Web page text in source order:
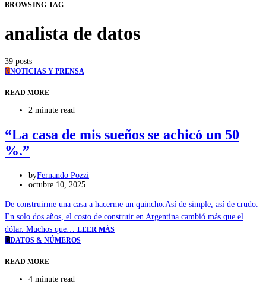
BROWSING TAG
analista de datos
39 posts
NNOTICIAS Y PRENSA
READ MORE
2 minute read
“La casa de mis sueños se achicó un 50
%.”
byFernando Pozzi
octubre 10, 2025
De construirme una casa a hacerme un quincho.Así de simple, así de crudo.
En solo dos años, el costo de construir en Argentina cambió más que el
dólar. Muchos que… LEER MÁS
DDATOS & NÚMEROS
READ MORE
4 minute read